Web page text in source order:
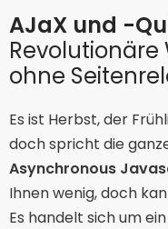
AJaX und -
ohne
Es ist Herbst, der
doch spricht die
Asynchronous
Ihnen wenig, doch
Es handelt sich um